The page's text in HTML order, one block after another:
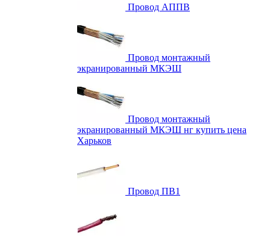
Провод АППВ
Провод монтажный
экранированный МКЭШ
Провод монтажный
экранированный МКЭШ нг купить цена
Харьков
Провод ПВ1